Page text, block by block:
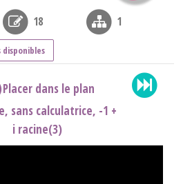
18 1
Placer dans le plan
sans calculatrice, -1 +
i racine(3)